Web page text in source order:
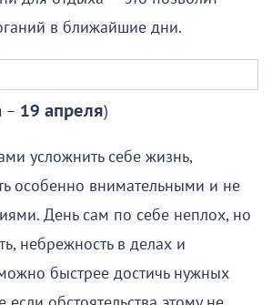
в ближайшие дни.
– 19 апреля)
усложнить себе жизнь,
особенно внимательными и не
День сам по себе неплох, но
небрежность в делах и
быстрее достичь нужных